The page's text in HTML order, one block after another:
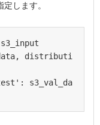
します。
distributi
s3_val_da